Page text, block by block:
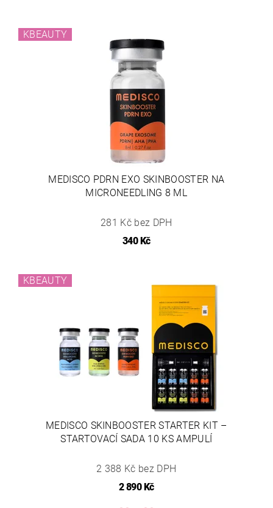
KBEAUTY
MEDISCO PDRN EXO SKINBOOSTER NA
MICRONEEDLING 8 ML
281 Kč bez DPH
340 Kč
KBEAUTY
MEDISCO SKINBOOSTER STARTER KIT –
STARTOVACÍ SADA 10 KS AMPULÍ
2 388 Kč bez DPH
2 890 Kč